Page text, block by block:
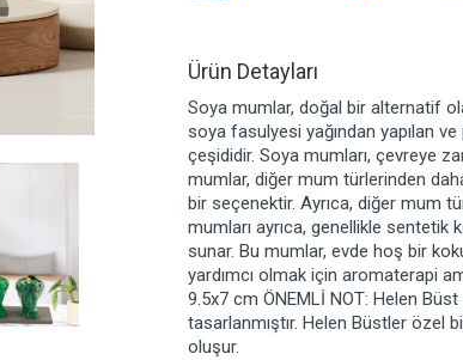
Ürün Detayları
Soya mumlar, doğal bir alternatif
soya fasulyesi yağından yapılan
çeşididir. Soya mumları, çevreye
mumlar, diğer mum türlerinden
bir seçenektir. Ayrıca, diğer mum
mumları ayrıca, genellikle
sunar. Bu mumlar, evde hoş bir
yardımcı olmak için aromaterapi
9.5x7 cm ÖNEMLİ NOT: Helen
tasarlanmıştır. Helen Büstler özel
oluşur.